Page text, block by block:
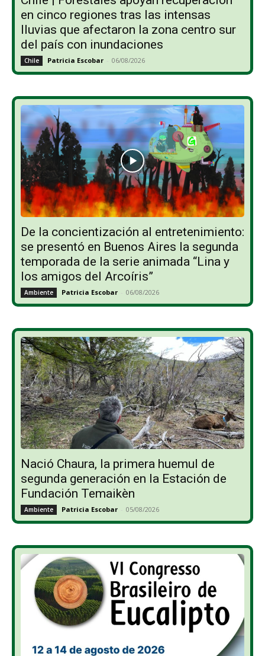
en cinco regiones tras las intensas
lluvias que afectaron la zona centro sur
del país con inundaciones
Chile Patricia Escobar - 06/08/2026
De la concientización al entretenimiento:
se presentó en Buenos Aires la segunda
temporada de la serie animada “Lina y
los amigos del Arcoíris”
Ambiente Patricia Escobar - 06/08/2026
Nació Chaura, la primera huemul de
segunda generación en la Estación de
Fundación Temaikèn
Ambiente Patricia Escobar - 05/08/2026